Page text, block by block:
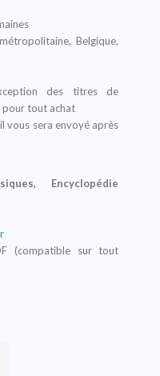
Belgique,
des titres de
pour tout achat
vous sera envoyé après
Encyclopédie
(compatible sur tout